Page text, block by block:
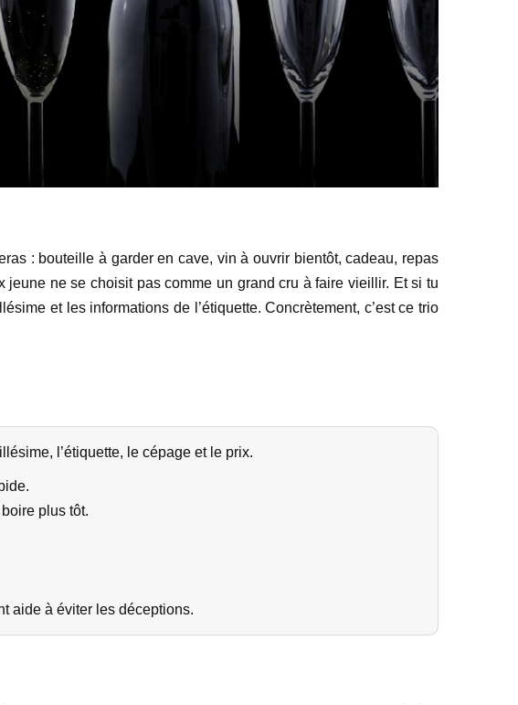
: bouteille à garder en cave, vin à ouvrir bientôt, cadeau, repas
ne se choisit pas comme un grand cru à faire vieillir. Et si tu
et les informations de l’étiquette. Concrètement, c’est ce trio
l’étiquette, le cépage et le prix.
plus tôt.
aide à éviter les déceptions.